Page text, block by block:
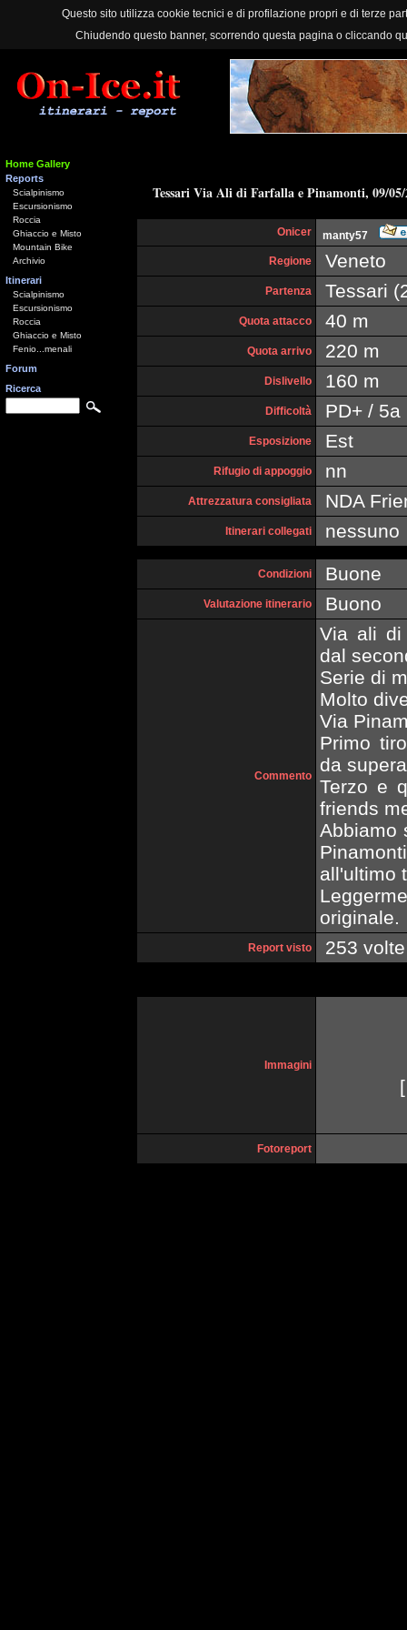
Questo sito utilizza cookie tecnici e di profilazione propri e di terze
Chiudendo questo banner, scorrendo questa pagina o cliccando
Home Gallery
Reports
Scialpinismo
Escursionismo
Roccia
Ghiaccio e Misto
Mountain Bike
Archivio
Itinerari
Scialpinismo
Escursionismo
Roccia
Ghiaccio e Misto
Fenio...menali
Forum
Ricerca
Tessari Via Ali di Farfalla e Pinamonti, 09/05/
Onicer
manty57
Regione
Veneto
Partenza Tessari
Quota attacco 40 m
Quota arrivo 220 m
Dislivello 160 m
Difficoltà PD+ /
Esposizione Est
Rifugio di appoggio nn
Attrezzatura consigliata NDA
Itinerari collegati nessuno
Condizioni Buone
Valutazione itinerario Buono
Commento
Via ali di
dal
Serie di
Molto
Via
Primo
da
Terzo e
friends
Abbiamo
all'ultimo
originale.
Report visto 253 volte
Immagini
[
Fotoreport